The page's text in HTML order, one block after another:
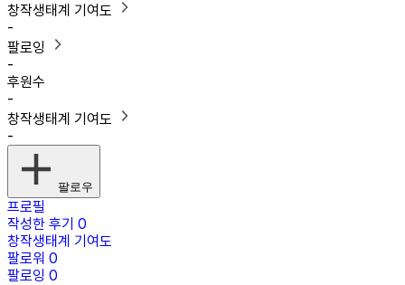
창작생태계 기여도
-
팔로잉
-
후원수
-
창작생태계 기여도
-
팔로우
프로필
작성한 후기 0
창작생태계 기여도
팔로워 0
팔로잉 0